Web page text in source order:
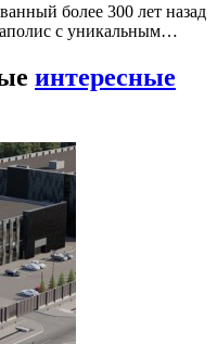
более 300 лет назад
с уникальным…
интересные